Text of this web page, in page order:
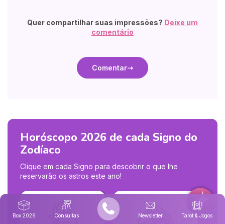
Quer compartilhar suas impressões? Deixe um
comentário
Comentar
Horóscopo 2026 de cada Signo do
Zodíaco
Clique em cada Signo para descobrir o que lhe
reservarão os astros este ano!
Box 2026 Consultas Newsletter Tarot & Jogos